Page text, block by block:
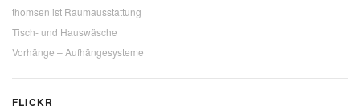
thomsen ist Raumausstattung
Tisch- und Hauswäsche
Vorhänge – Aufhängesysteme
FLICKR